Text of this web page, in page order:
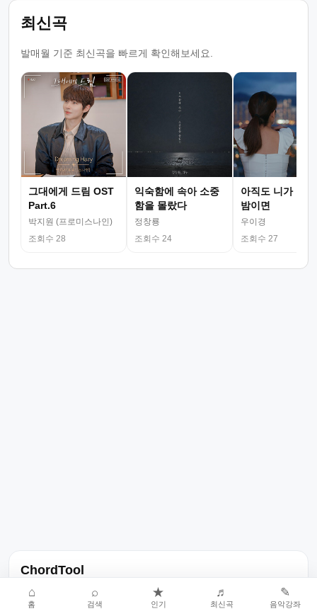
최신곡
발매월 기준 최신곡을 빠르게 확인해보세요.
그대에게 드림 OST
Part.6
박지원 (프로미스나인)
조회수 28
익숙함에 속아 소중
함을 몰랐다
정창룡
조회수 24
아직도 니가 그
밤이면
우이경
조회수 27
ChordTool
노래 가사, 곡 정보, 코드, 악보를 한곳에서 찾을 수 있는 음악 정보
서비스입니다.
⌂
홈
⌕
검색
★
인기
♬
최신곡
✎
음악강좌